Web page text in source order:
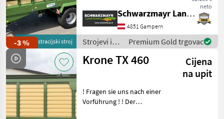
tehnika
Strojevi I
Oprema
Za Travu I
Baliranje
Krone
ODABERITE
KATEGORIJU
-3 %
demonstracijski stroj
neto
- sa zglobnom vučnom
rudom - s hidrauličkim
ovjesom vučne rude (
Schwarzmayr Landtechnik GmbH - Gampern
4851 Gampern
Strojevi i
oprema za
travu i
Premium Gold trgovac
Krone TX 460
Cijena
na upit
! Fragen sie uns nach einer
Vorführung ! ! Der